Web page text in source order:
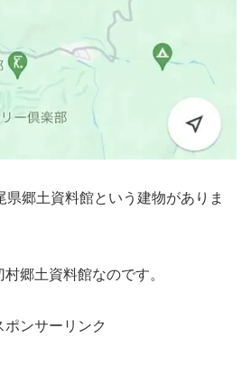
県郷土資料館という建物がありま
郷土資料館なのです。
ポンサーリンク